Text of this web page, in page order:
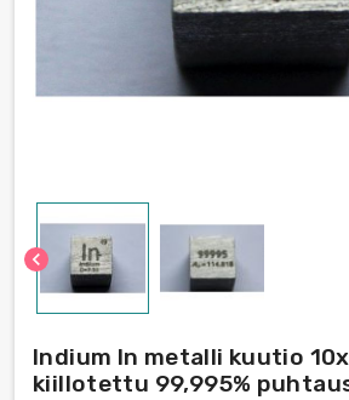
chevron_left
Indium In metalli kuutio
kiillotettu 99,995%